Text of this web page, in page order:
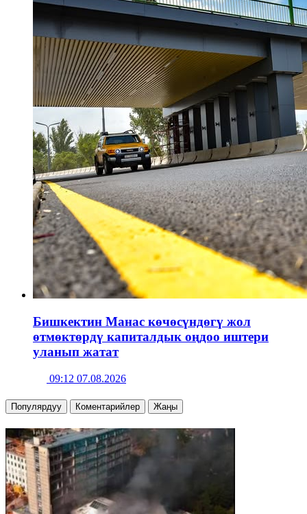
Бишкектин Манас көчөсүндөгү жол
өтмөктөрдү капиталдык оңдоо иштери
уланып жатат
09:12 07.08.2026
Популярдуу Коментарийлер Жаңы